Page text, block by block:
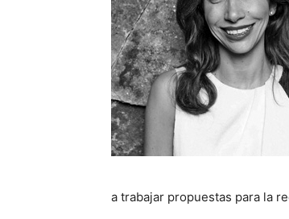
a trabajar propuestas para la